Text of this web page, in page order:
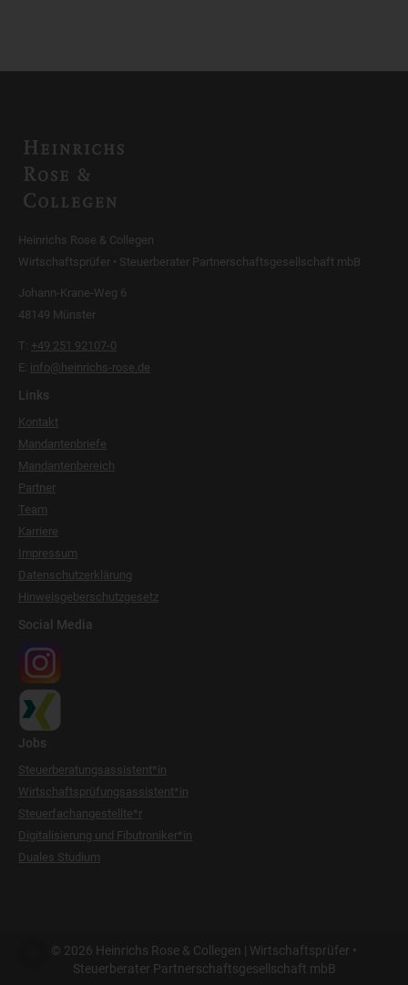
Heinrichs Rose & Collegen
Wirtschaftsprüfer • Steuerberater Partnerschaftsgesellschaft mbB
Johann-Krane-Weg 6
48149 Münster
T: +49 251 92107-0
E: info@heinrichs-rose.de
Links
Kontakt
Mandantenbriefe
Mandantenbereich
Partner
Team
Karriere
Impressum
Datenschutzerklärung
Hinweisgeberschutzgesetz
Social Media
Jobs
Steuerberatungsassistent*in
Wirtschaftsprüfungsassistent*in
Steuerfachangestellte*r
Digitalisierung und Fibutroniker*in
Duales Studium
© 2026 Heinrichs Rose & Collegen | Wirtschaftsprüfer •
Steuerberater Partnerschaftsgesellschaft mbB